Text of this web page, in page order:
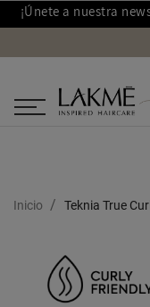
¡Únete a nuestra
Inicio Teknia True